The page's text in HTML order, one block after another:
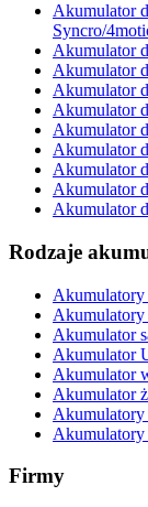
Akumulator
Syncro/
Akumulator
Akumulator
Akumulator
Akumulator
Akumulator
Akumulator
Akumulator
Akumulator
Akumulator
Rodzaje
Akumulatory
Akumulator
Akumulator
Akumulator
Akumulator
Akumulatory
Firmy